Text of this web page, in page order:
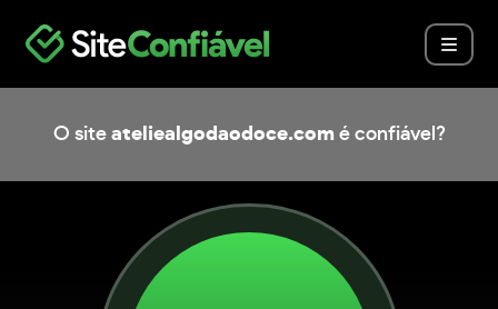
O site ateliealgodaodoce.com é confiável?